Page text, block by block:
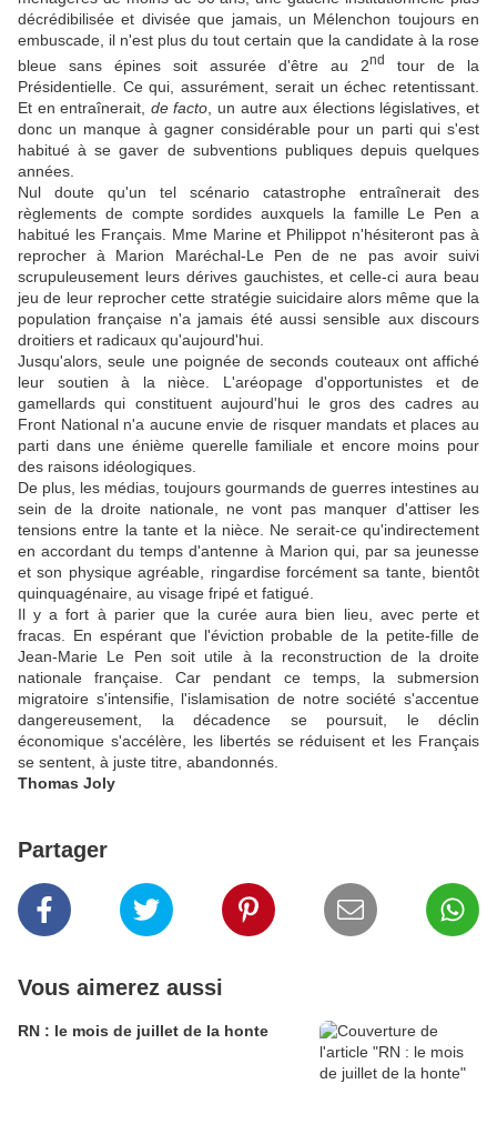
décrédibilisée et divisée que jamais, un Mélenchon toujours en
embuscade, il n'est plus du tout certain que la candidate à la rose
bleue sans épines soit assurée d'être au 2nd
tour de la
Présidentielle. Ce qui, assurément, serait un échec retentissant.
Et en entraînerait, de facto , un autre aux élections législatives, et
donc un manque à gagner considérable pour un parti qui s'est
habitué à se gaver de subventions publiques depuis quelques
années.
Nul doute qu'un tel scénario catastrophe entraînerait des
règlements de compte sordides auxquels la famille Le Pen a
habitué les Français. Mme Marine et Philippot n'hésiteront pas à
reprocher à Marion Maréchal-Le Pen de ne pas avoir suivi
scrupuleusement leurs dérives gauchistes, et celle-ci aura beau
jeu de leur reprocher cette stratégie suicidaire alors même que la
population française n'a jamais été aussi sensible aux discours
droitiers et radicaux qu'aujourd'hui.
Jusqu'alors, seule une poignée de seconds couteaux ont affiché
leur soutien à la nièce. L'aréopage d'opportunistes et de
gamellards qui constituent aujourd'hui le gros des cadres au
Front National n'a aucune envie de risquer mandats et places au
parti dans une énième querelle familiale et encore moins pour
des raisons idéologiques.
De plus, les médias, toujours gourmands de guerres intestines au
sein de la droite nationale, ne vont pas manquer d'attiser les
tensions entre la tante et la nièce. Ne serait-ce qu'indirectement
en accordant du temps d'antenne à Marion qui, par sa jeunesse
et son physique agréable, ringardise forcément sa tante, bientôt
quinquagénaire, au visage fripé et fatigué.
Il y a fort à parier que la curée aura bien lieu, avec perte et
fracas. En espérant que l'éviction probable de la petite-fille de
Jean-Marie Le Pen soit utile à la reconstruction de la droite
nationale française. Car pendant ce temps, la submersion
migratoire s'intensifie, l'islamisation de notre société s'accentue
dangereusement, la décadence se poursuit, le déclin
économique s'accélère, les libertés se réduisent et les Français
se sentent, à juste titre, abandonnés.
Thomas Joly
Partager
Vous aimerez aussi
RN : le mois de juillet de la honte